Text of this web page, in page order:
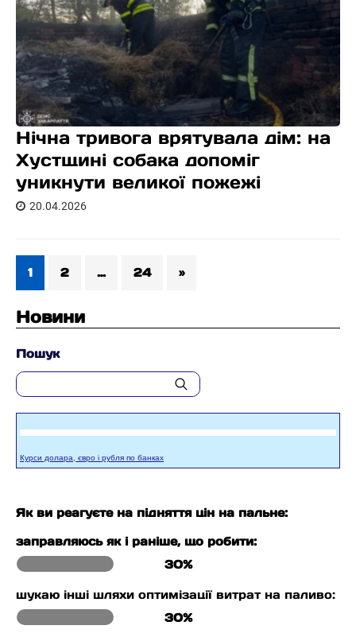
Нічна тривога врятувала дім: на
Хустщині собака допоміг
уникнути великої пожежі
20.04.2026
1 2 … 24 »
Новини
Пошук
Курси долара, євро і рубля по банках
Як ви реагуєте на підняття цін на пальне:
заправляюсь як і раніше, що робити:
30%
шукаю інші шляхи оптимізації витрат на паливо:
30%